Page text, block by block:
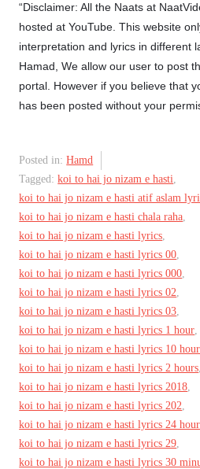
“Disclaimer: All the Naats at
hosted at YouTube. This website
interpretation and lyrics in different
Hamad, We allow our user to post
portal. However if you believe that
has been posted without your
Posted in:Hamd
Tagged:koi to hai jo nizam e hasti,
koi to hai jo nizam e hasti atif aslam
koi to hai jo nizam e hasti chala raha,
koi to hai jo nizam e hasti lyrics,
koi to hai jo nizam e hasti lyrics 00,
koi to hai jo nizam e hasti lyrics 000,
koi to hai jo nizam e hasti lyrics 02,
koi to hai jo nizam e hasti lyrics 03,
koi to hai jo nizam e hasti lyrics 1 hour,
koi to hai jo nizam e hasti lyrics 10
koi to hai jo nizam e hasti lyrics 2 hours,
koi to hai jo nizam e hasti lyrics 2018,
koi to hai jo nizam e hasti lyrics 202,
koi to hai jo nizam e hasti lyrics 24
koi to hai jo nizam e hasti lyrics 29,
koi to hai jo nizam e hasti lyrics 30